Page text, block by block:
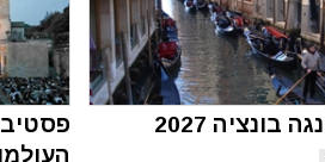
בונציה 2027
העולמות